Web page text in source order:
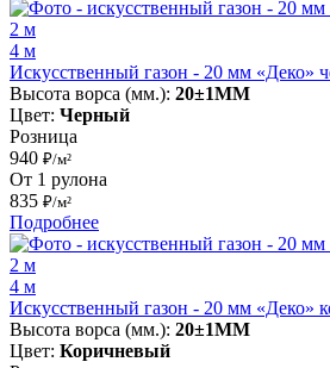
2 м
4 м
Искусственный газон - 20 мм «Деко»
Высота ворса (мм.): 20±1MM
Цвет: Черный
Розница
940 ₽/м²
От 1 рулона
835 ₽/м²
Подробнее
2 м
4 м
Искусственный газон - 20 мм «Деко»
Высота ворса (мм.): 20±1MM
Цвет: Коричневый